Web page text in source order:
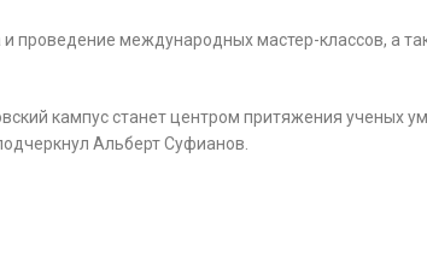
проведение международных мастер-классов, а
кампус станет центром притяжения ученых
Альберт Суфианов.